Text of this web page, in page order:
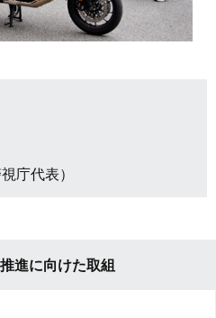
庁代表）
進に向けた取組